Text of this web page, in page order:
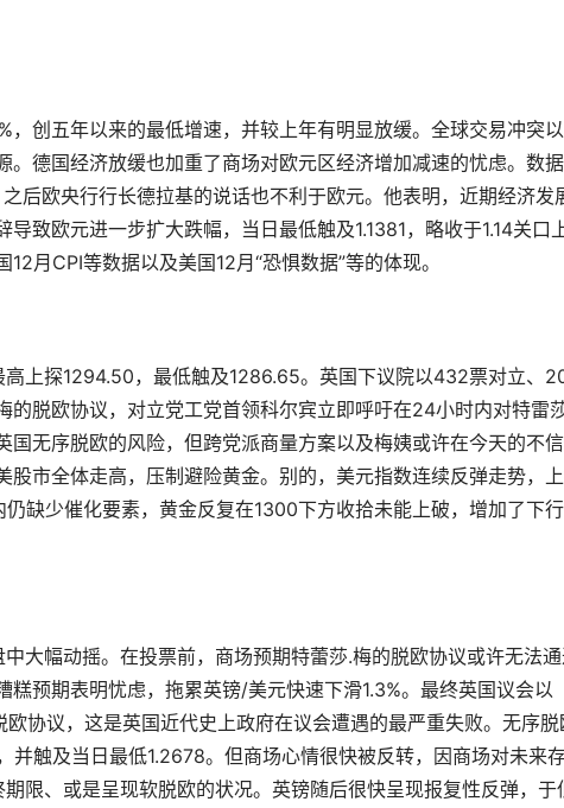
创五年以来的最低增速，并较上年有明显放缓。全球交易冲突
。德国经济放缓也加重了商场对欧元区经济增加减速的忧虑。数
后欧央行行长德拉基的说话也不利于欧元。他表明，近期经济发
致欧元进一步扩大跌幅，当日最低触及1.1381，略收于1.14关口
月CPI等数据以及美国12月“恐惧数据”等的体现。
上探1294.50，最低触及1286.65。英国下议院以432票对立、
的脱欧协议，对立党工党首领科尔宾立即呼吁在24小时内对特雷
国无序脱欧的风险，但跨党派商量方案以及梅姨或许在今天的不
市全体走高，压制避险黄金。别的，美元指数连续反弹走势，
缺少催化要素，黄金反复在1300下方收拾未能上破，增加了下
大幅动摇。在投票前，商场预期特蕾莎.梅的脱欧协议或许无法
预期表明忧虑，拖累英镑/美元快速下滑1.3%。最终英国议会以
协议，这是英国近代史上政府在议会遭遇的最严重失败。无序脱
并触及当日最低1.2678。但商场心情很快被反转，因商场对未来
限、或是呈现软脱欧的状况。英镑随后很快呈现报复性反弹，于